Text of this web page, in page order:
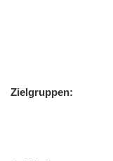
Zielgruppen